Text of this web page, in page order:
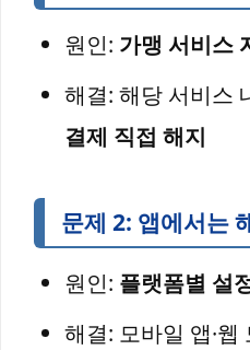
원인: 가맹 서비스
해결: 해당 서비스
결제 직접 해지
문제 2: 앱에서는
원인: 플랫폼별 설
해결: 모바일 앱·웹